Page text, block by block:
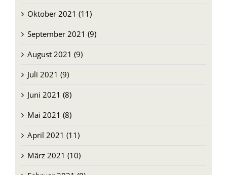
Oktober 2021 (11)
September 2021 (9)
August 2021 (9)
Juli 2021 (9)
Juni 2021 (8)
Mai 2021 (8)
April 2021 (11)
März 2021 (10)